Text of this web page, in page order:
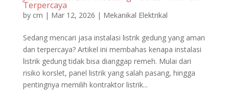
Terpercaya
by crn | Mar 12, 2026 | Mekanikal Elektrikal
Sedang mencari jasa instalasi listrik gedung yang aman
dan terpercaya? Artikel ini membahas kenapa instalasi
listrik gedung tidak bisa dianggap remeh. Mulai dari
risiko korslet, panel listrik yang salah pasang, hingga
pentingnya memilih kontraktor listrik...